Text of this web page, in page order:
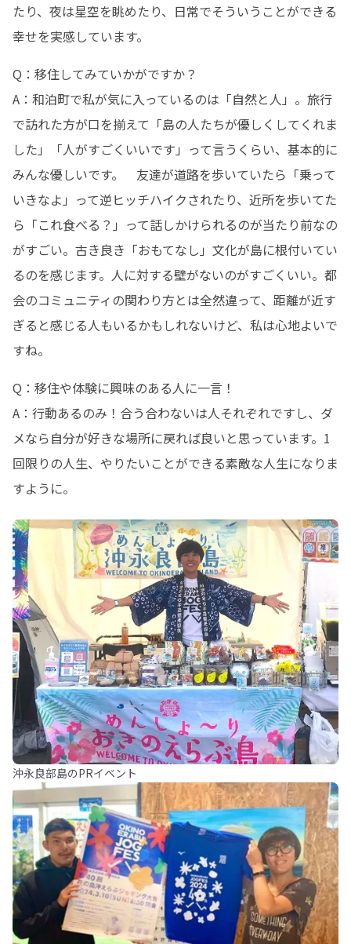
たり、夜は星空を眺めたり、日常でそういうことができる
幸せを実感しています。
Q：移住してみていかがですか？
A：和泊町で私が気に入っているのは「自然と人」。旅行
で訪れた方が口を揃えて「島の人たちが優しくしてくれま
した」「人がすごくいいです」って言うくらい、基本的に
みんな優しいです。　友達が道路を歩いていたら「乗って
いきなよ」って逆ヒッチハイクされたり、近所を歩いてた
ら「これ食べる？」って話しかけられるのが当たり前なの
がすごい。古き良き「おもてなし」文化が島に根付いてい
るのを感じます。人に対する壁がないのがすごくいい。都
会のコミュニティの関わり方とは全然違って、距離が近す
ぎると感じる人もいるかもしれないけど、私は心地よいで
すね。
Q：移住や体験に興味のある人に一言！
A：行動あるのみ！合う合わないは人それぞれですし、ダ
メなら自分が好きな場所に戻れば良いと思っています。1
回限りの人生、やりたいことができる素敵な人生になりま
すように。
沖永良部島のPRイベント